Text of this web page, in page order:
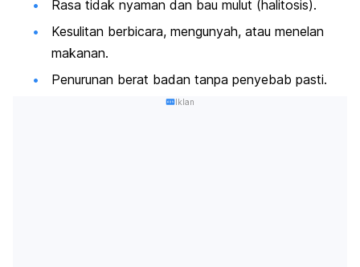
Rasa tidak nyaman dan bau mulut (halitosis).
Kesulitan berbicara, mengunyah, atau menelan
makanan.
Penurunan berat badan tanpa penyebab pasti.
Iklan